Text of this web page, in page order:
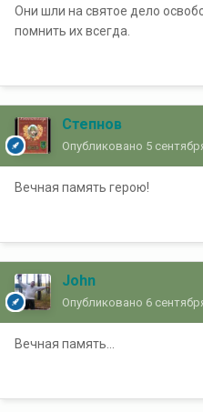
Они шли на святое дело
помнить их всегда.
Степнов
Опубликовано 5
Вечная память герою!
John
Опубликовано 6
Вечная память...